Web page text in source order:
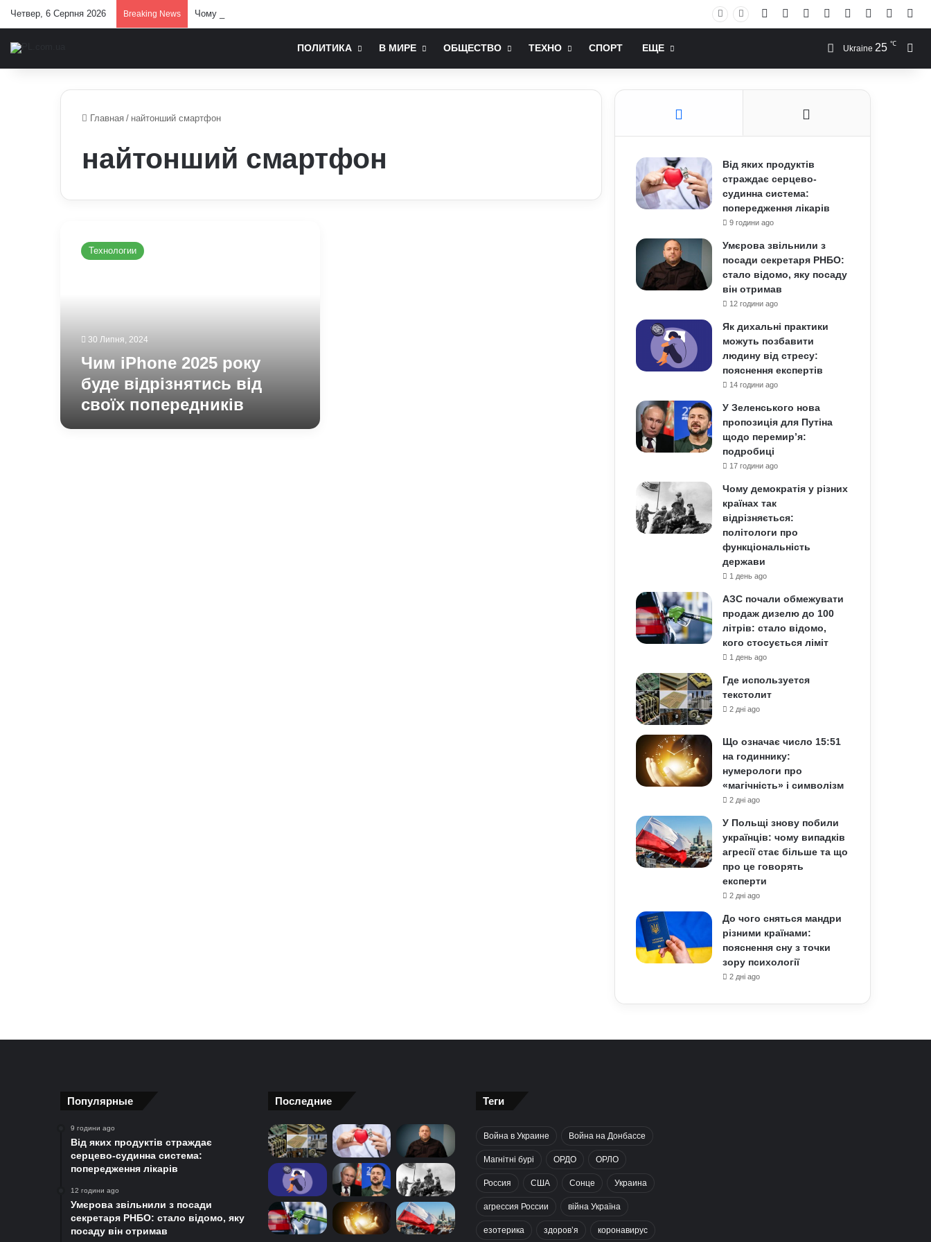
Четвер, 6 Серпня 2026 Breaking News Чому демократія у різних країнах так відрізняється: політологи про функціональність держави Facebook YouTubeInstagram
RSS Log In
ПОЛИТИКА В МИРЕ ОБЩЕСТВО ТЕХНО СПОРТ ЕЩЕ Ukraine 25 ℃
Главная / найтонший смартфон
найтонший смартфон
iPhone
попередників
Технологии
30 Липня, 2024
Чим iPhone 2025 року
буде відрізнятись від
своїх попередників
Від яких продуктів
страждає серцево-
судинна система:
попередження лікарів
9 години ago
Умєрова звільнили з
посади секретаря РНБО:
стало відомо, яку посаду
він отримав
12 години ago
Як дихальні практики
можуть позбавити
людину від стресу:
пояснення експертів
14 години ago
У Зеленського нова
пропозиція для Путіна
щодо перемир’я:
подробиці
17 години ago
Чому демократія у різних
країнах так
відрізняється:
політологи про
функціональність
держави
1 день ago
АЗС почали обмежувати
продаж дизелю до 100
літрів: стало відомо,
кого стосується ліміт
1 день ago
Где используется
текстолит
2 дні ago
Що означає число 15:51
на годиннику:
нумерологи про
«магічність» і символізм
2 дні ago
У Польщі знову побили
українців: чому випадків
агресії стає більше та що
про це говорять
експерти
2 дні ago
До чого сняться мандри
різними країнами:
пояснення сну з точки
зору психології
2 дні ago
Популярные
9 години ago
Від яких продуктів страждає
серцево-судинна система:
попередження лікарів
12 години ago
Умєрова звільнили з посади
секретаря РНБО: стало відомо, яку
посаду він отримав
Последние Теги
Война в Украине Война на Донбассе
Магнітні бурі ОРДО ОРЛО
Россия США Сонце Украина
агрессия России війна Україна
езотерика здоров’я коронавирус